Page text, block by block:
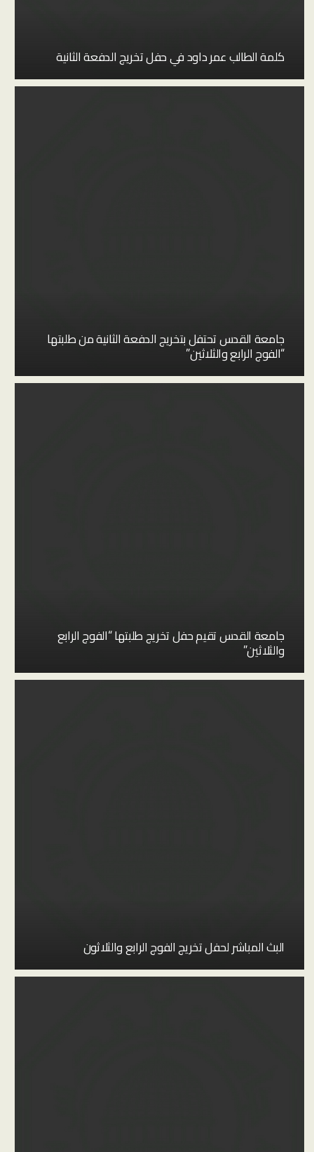
كلمة الطالب عمر داود في حفل تخريج الدفعة الثانية
جامعة القدس تحتفل بتخريج الدفعة الثانية من طلبتها
“الفوج الرابع والثلاثين”
جامعة القدس تقيم حفل تخريج طلبتها “الفوج الرابع
والثلاثين”
البث المباشر لحفل تخريج الفوج الرابع والثلاثون